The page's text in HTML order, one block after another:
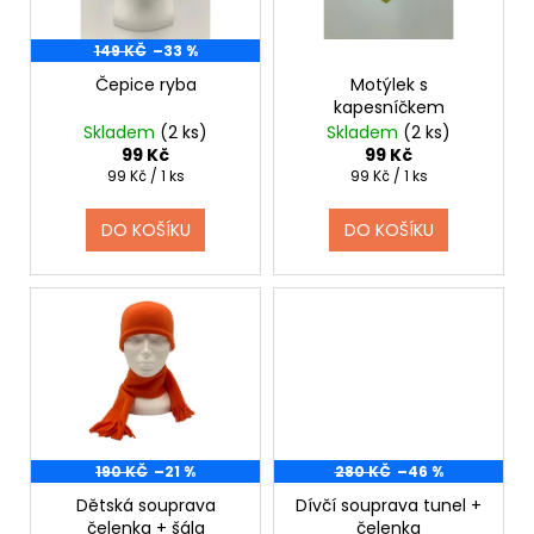
tr 149 KČ –33 %
Čepice ryba
Skladem (2 ks)
99 Kč
Měrná
99 Kč / 1 ks
DO KOŠÍKU
Motýlek s
kapesníčkem
Skladem (2 ks)
99 Kč
Měrná
99 Kč / 1 ks
DO KOŠÍKU
190 KČ –21 %
Dětská souprava
čelenka + šála
280 KČ –46 %
Dívčí souprava tunel +
čelenka
GAVROCHE
Kč